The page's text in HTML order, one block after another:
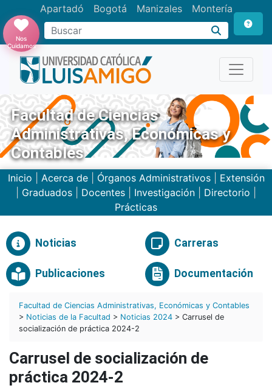
Apartadó Bogotá Manizales Montería
Buscar
Nos
Cuidamos
Facultad de Ciencias
Administrativas, Económicas y
Contables
Inicio Acerca de| Órganos Administrativos| Extensión
Graduados Docentes Investigación Directorio
Prácticas
Noticias Carreras
Publicaciones Documentación
Facultad de Ciencias Administrativas, Económicas y Contables
> Noticias de la Facultad > Noticias 2024 > Carrusel de
socialización de práctica 2024-2
Carrusel de socialización de
práctica 2024-2